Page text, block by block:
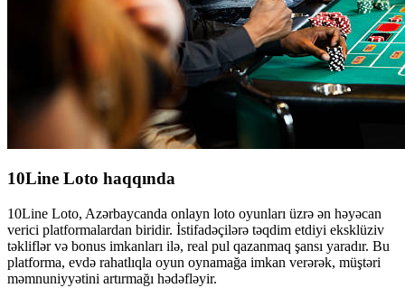
10Line Loto haqqında
10Line Loto, Azərbaycanda onlayn loto oyunları üzrə ən həyəcan
verici platformalardan biridir. İstifadəçilərə təqdim etdiyi eksklüziv
təkliflər və bonus imkanları ilə, real pul qazanmaq şansı yaradır. Bu
platforma, evdə rahatlıqla oyun oynamağa imkan verərək, müştəri
məmnuniyyətini artırmağı hədəfləyir.